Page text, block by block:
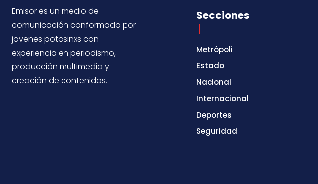
Emisor es un medio de
comunicación conformado por
jovenes potosinxs con
experiencia en periodismo,
producción multimedia y
creación de contenidos.
Secciones
Metrópoli
Estado
Nacional
Internacional
Deportes
Seguridad